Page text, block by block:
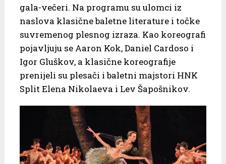
gala-večeri. Na programu su ulomci iz
naslova klasične baletne literature i točke
suvremenog plesnog izraza. Kao koreografi
pojavljuju se Aaron Kok, Daniel Cardoso i
Igor Gluškov, a klasične koreografije
prenijeli su plesači i baletni majstori HNK
Split Elena Nikolaeva i Lev Šapošnikov.